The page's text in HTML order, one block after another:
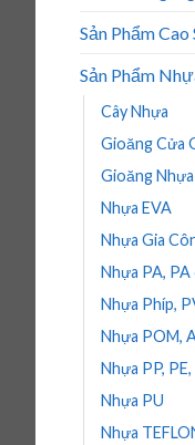
Sản Phẩm Cao
Sản Phẩm
Cây Nhựa
Gioăng Cửa
Gioăng Nhựa
Nhựa EVA
Nhựa Gia
Nhựa PA, PA
Nhựa Phíp,
Nhựa POM,
Nhựa PP,
Nhựa PU
Nhựa